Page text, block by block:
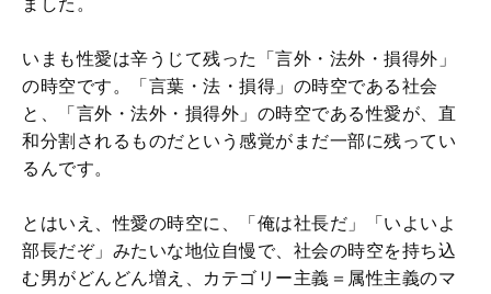
いまも性愛は辛うじて残った「言外・法外・損得外」
の時空です。「言葉・法・損得」の時空である社会
と、「言外・法外・損得外」の時空である性愛が、直
和分割されるものだという感覚がまだ一部に残ってい
るんです。
とはいえ、性愛の時空に、「俺は社長だ」「いよいよ
部長だぞ」みたいな地位自慢で、社会の時空を持ち込
む男がどんどん増え、カテゴリー主義＝属性主義のマ